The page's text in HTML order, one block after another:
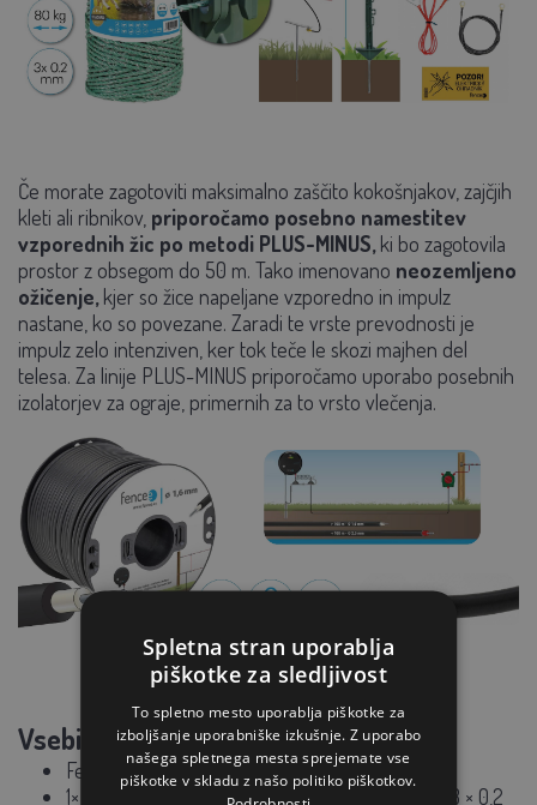
Če morate zagotoviti maksimalno zaščito kokošnjakov, zajčjih
kleti ali ribnikov, priporočamo posebno namestitev
vzporednih žic po metodi PLUS-MINUS, ki bo zagotovila
prostor z obsegom do 50 m. Tako imenovano neozemljeno
ožičenje, kjer so žice napeljane vzporedno in impulz
nastane, ko so povezane. Zaradi te vrste prevodnosti je
impulz zelo intenziven, ker tok teče le skozi majhen del
telesa. Za linije PLUS-MINUS priporočamo uporabo posebnih
izolatorjev za ograje, primernih za to vrsto vlečenja.
Vsebina paketa:
Fencee mini M03 generator
1× 2,5 mm kabel, dolžina 100 m, nerjaveče jeklo 3 × 0,2
Spletna stran uporablja
piškotke za sledljivost
To spletno mesto uporablja piškotke za
izboljšanje uporabniške izkušnje. Z uporabo
našega spletnega mesta sprejemate vse
piškotke v skladu z našo politiko piškotkov.